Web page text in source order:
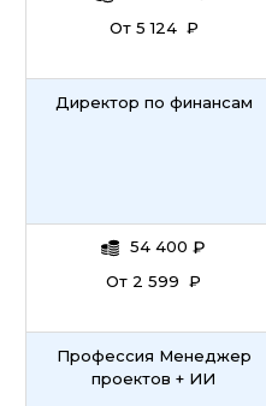
От 5 124 ₽
Директор по финансам
54 400 ₽
От 2 599 ₽
Профессия Менеджер
проектов + ИИ